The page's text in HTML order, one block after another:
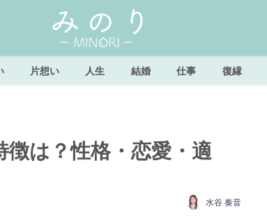
片想い 人生 結婚 仕事 復縁
は？性格・恋愛・適
水谷 奏音